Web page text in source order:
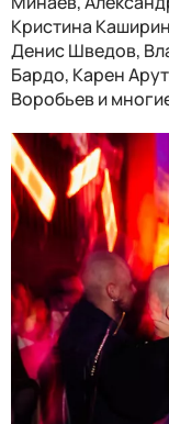
Кристина
Денис Шведов,
Бардо, Карен
Воробьев и